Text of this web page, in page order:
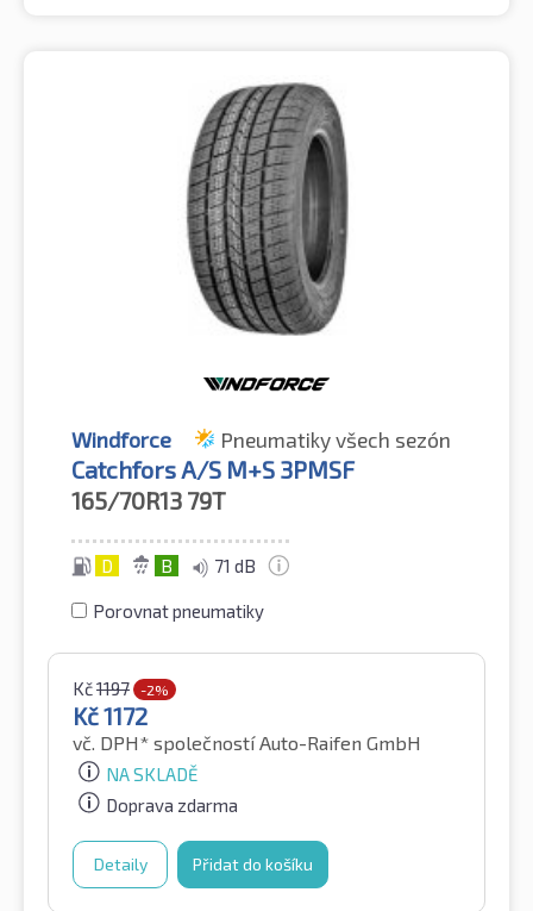
Windforce Pneumatiky všech sezón
Catchfors A/S M+S 3PMSF
165/70R13 79T
D B 71 dB
Porovnat pneumatiky
Kč1197 -2%
Kč1172
vč. DPH* společností Auto-Raifen GmbH
NA SKLADĚ
Doprava zdarma
Detaily Přidat do košíku